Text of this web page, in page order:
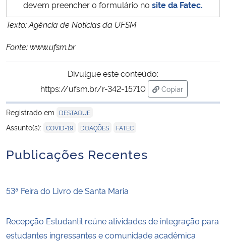
devem preencher o formulário no site da Fatec.
Texto: Agência de Notícias da UFSM
Fonte: www.ufsm.br
Divulgue este conteúdo:
https://ufsm.br/r-342-15710
Copiar
para área de
Registrado em
DESTAQUE
Assunto(s): COVID-19 DOAÇÕES FATEC
Publicações Recentes
53ª Feira do Livro de Santa Maria
Recepção Estudantil reúne atividades de integração para
estudantes ingressantes e comunidade acadêmica